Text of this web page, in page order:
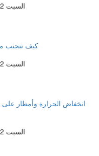
السبت 02 أغسطس 2025 10:09 صباحاً
كيف تتجنب
السبت 02 أغسطس 2025 10:09 صباحاً
انخفاض الحرارة وأمطار
السبت 02 أغسطس 2025 08:22 صباحاً